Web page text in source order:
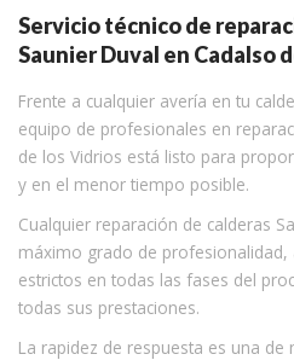
Servicio técnico de
Saunier Duval en Cadalso
Frente a cualquier avería en tu
equipo de profesionales en
de los Vidrios está listo para
y en el menor tiempo posible.
Cualquier reparación de calderas
máximo grado de profesionalidad,
estrictos en todas las fases del
todas sus prestaciones.
La rapidez de respuesta es una de